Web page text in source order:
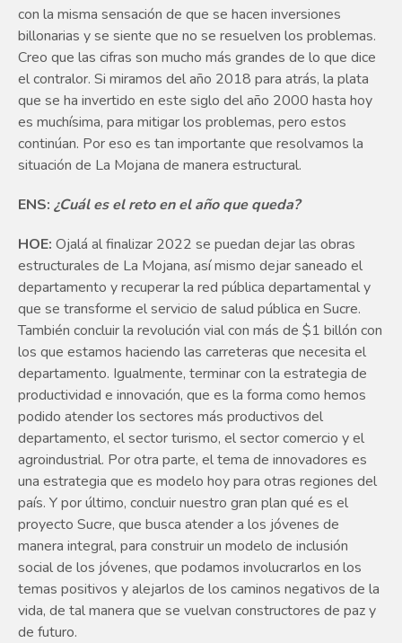
con la misma sensación de que se hacen inversiones
billonarias y se siente que no se resuelven los problemas.
Creo que las cifras son mucho más grandes de lo que dice
el contralor. Si miramos del año 2018 para atrás, la plata
que se ha invertido en este siglo del año 2000 hasta hoy
es muchísima, para mitigar los problemas, pero estos
continúan. Por eso es tan importante que resolvamos la
situación de La Mojana de manera estructural.
ENS: ¿Cuál es el reto en el año que queda?
HOE: Ojalá al finalizar 2022 se puedan dejar las obras
estructurales de La Mojana, así mismo dejar saneado el
departamento y recuperar la red pública departamental y
que se transforme el servicio de salud pública en Sucre.
También concluir la revolución vial con más de $1 billón con
los que estamos haciendo las carreteras que necesita el
departamento. Igualmente, terminar con la estrategia de
productividad e innovación, que es la forma como hemos
podido atender los sectores más productivos del
departamento, el sector turismo, el sector comercio y el
agroindustrial. Por otra parte, el tema de innovadores es
una estrategia que es modelo hoy para otras regiones del
país. Y por último, concluir nuestro gran plan qué es el
proyecto Sucre, que busca atender a los jóvenes de
manera integral, para construir un modelo de inclusión
social de los jóvenes, que podamos involucrarlos en los
temas positivos y alejarlos de los caminos negativos de la
vida, de tal manera que se vuelvan constructores de paz y
de futuro.